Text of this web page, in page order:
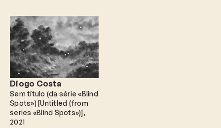
Sem título (da série «Blind
Spots») [Untitled (from
series «Blind Spots»)]
2021
Diogo Costa